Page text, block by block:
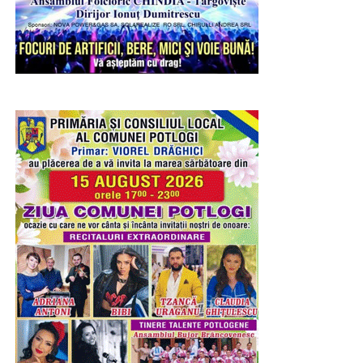
RELATIONATE: ACTUALITATE CJD
CORNELIU ŞTEFAN
DÂMBOVIŢA
TEIŞ ZIUA ARMATEI
URMATOAREA
Inspectoratul General pentru Imigrări face
angajări din sursă externă
NU RATAȚI
Nu ai certificat verde COVID? Află cum obții
documente de la ITM Dâmboviţa!